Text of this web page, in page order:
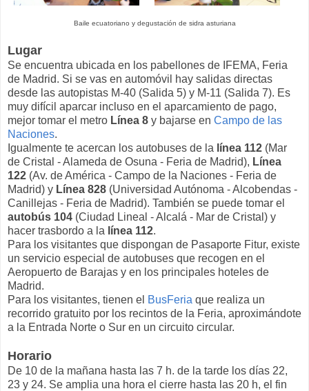
Baile ecuatoriano y degustación de sidra asturiana
Lugar
Se encuentra ubicada en los pabellones de IFEMA, Feria
de Madrid. Si se vas en automóvil hay salidas directas
desde las autopistas M-40 (Salida 5) y M-11 (Salida 7). Es
muy difícil aparcar incluso en el aparcamiento de pago,
mejor tomar el metro Línea 8 y bajarse en Campo de las
Naciones.
Igualmente te acercan los autobuses de la línea 112 (Mar
de Cristal - Alameda de Osuna - Feria de Madrid), Línea
122 (Av. de América - Campo de la Naciones - Feria de
Madrid) y Línea 828 (Universidad Autónoma - Alcobendas -
Canillejas - Feria de Madrid). También se puede tomar el
autobús 104 (Ciudad Lineal - Alcalá - Mar de Cristal) y
hacer trasbordo a la línea 112.
Para los visitantes que dispongan de Pasaporte Fitur, existe
un servicio especial de autobuses que recogen en el
Aeropuerto de Barajas y en los principales hoteles de
Madrid.
Para los visitantes, tienen el BusFeria que realiza un
recorrido gratuito por los recintos de la Feria, aproximándote
a la Entrada Norte o Sur en un circuito circular.
Horario
De 10 de la mañana hasta las 7 h. de la tarde los días 22,
23 y 24. Se amplia una hora el cierre hasta las 20 h, el fin